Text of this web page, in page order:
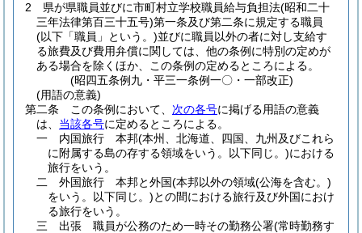
2
県が県職員並びに市町村立学校職員給与負担法(昭和二十
三年法律第百三十五号)第一条及び第二条に規定する職員
(以下「職員」という。)並びに職員以外の者に対し支給す
る旅費及び費用弁償に関しては、他の条例に特別の定めが
ある場合を除くほか、この条例の定めるところによる。
(昭四五条例九・平三一条例一〇・一部改正)
(用語の意義)
第二条
この条例において、 次の各号に掲げる用語の意義
は、 当該各号に定めるところによる。
一
内国旅行 本邦(本州、北海道、四国、九州及びこれら
に附属する島の存する領域をいう。以下同じ。)における
旅行をいう。
二
外国旅行 本邦と外国(本邦以外の領域(公海を含む。)
をいう。以下同じ。)との間における旅行及び外国におけ
る旅行をいう。
三
出張 職員が公務のため一時その勤務公署(常時勤務す